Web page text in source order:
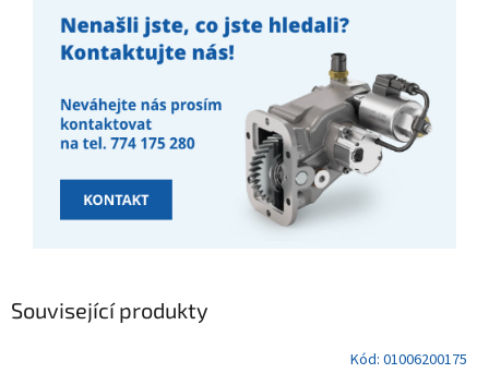
Související produkty
Kód: 01006200175